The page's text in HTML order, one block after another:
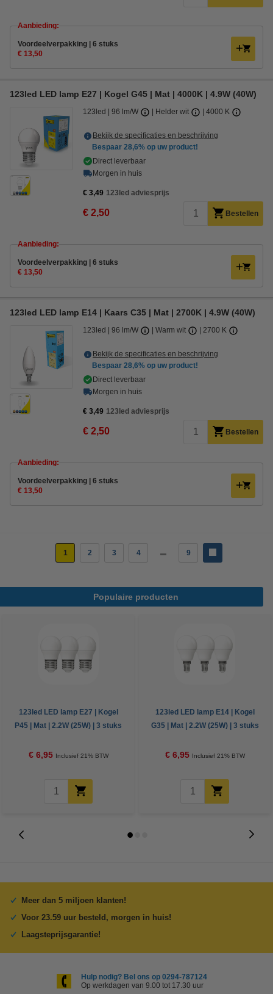
Aanbieding:
Voordeelverpakking | 6 stuks
€ 13,50
123led LED lamp E27 | Kogel G45 | Mat | 4000K | 4.9W (40W)
123led 96 lm/W Helder wit 4000 K
Bekijk de specificaties en beschrijving
Bespaar 28,6% op uw product!
Direct leverbaar
Morgen in huis
€ 3,49 123led adviesprijs
€ 2,50 Bestellen
Aanbieding:
Voordeelverpakking | 6 stuks
€ 13,50
123led LED lamp E14 | Kaars C35 | Mat | 2700K | 4.9W (40W)
123led 96 lm/W Warm wit 2700 K
Bekijk de specificaties en beschrijving
Bespaar 28,6% op uw product!
Direct leverbaar
Morgen in huis
€ 3,49 123led adviesprijs
€ 2,50 Bestellen
Aanbieding:
Voordeelverpakking | 6 stuks
€ 13,50
1 2 3 4 9
Populaire producten
123led LED lamp E27 | Kogel
P45 | Mat | 2.2W (25W) | 3 stuks
€ 6,95 Inclusief 21% BTW
123led LED lamp E14 | Kogel
G35 | Mat | 2.2W (25W) | 3 stuks
€ 6,95 Inclusief 21% BTW
Meer dan 5 miljoen klanten!
Voor 23.59 uur besteld, morgen in huis!
Laagsteprijsgarantie!
Hulp nodig? Bel ons op 0294-787124
Op werkdagen van 9.00 tot 17.30 uur